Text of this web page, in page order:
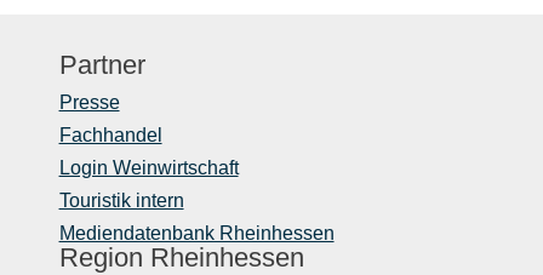
Partner
Presse
Fachhandel
Login Weinwirtschaft
Touristik intern
Mediendatenbank Rheinhessen
Region Rheinhessen